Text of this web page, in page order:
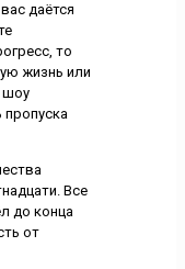
даётся
то
жизнь или
шоу
Все
до конца
от